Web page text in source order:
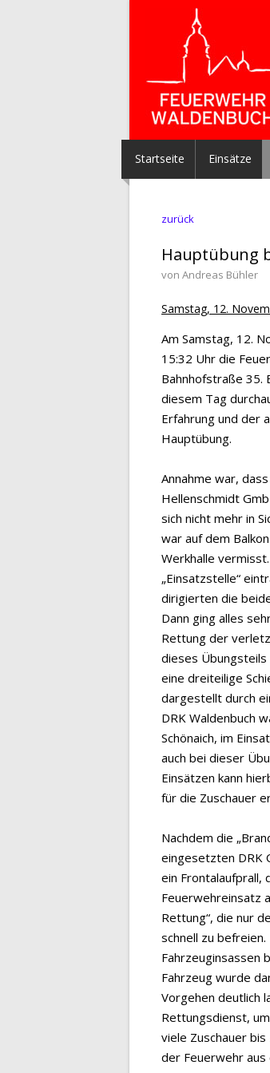
Startseite Einsätze
zurück
Hauptübung
von Andreas Bühler
Samstag, 12.
Am Samstag, 12.
15:32 Uhr die
Bahnhofstraße 35.
diesem Tag
Erfahrung und der
Hauptübung.
Annahme war,
Hellenschmidt
sich nicht mehr in
war auf dem
Werkhalle
„Einsatzstelle“
dirigierten die
Dann ging alles
Rettung der
dieses
eine dreiteilige
dargestellt durch
DRK Waldenbuch
Schönaich, im
auch bei dieser
Einsätzen kann
für die Zuschauer
Nachdem die
eingesetzten DRK
ein Frontalaufprall,
Feuerwehreinsatz
Rettung“, die nur
schnell zu
Fahrzeuginsassen
Fahrzeug wurde
Vorgehen deutlich
Rettungsdienst,
viele Zuschauer
der Feuerwehr